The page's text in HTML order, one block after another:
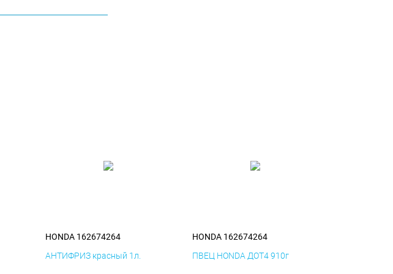
HONDA 162674264
АНТИФРИЗ красный 1л.
HONDA 162674264
ПВЕЦ HONDA ДОТ4 910г